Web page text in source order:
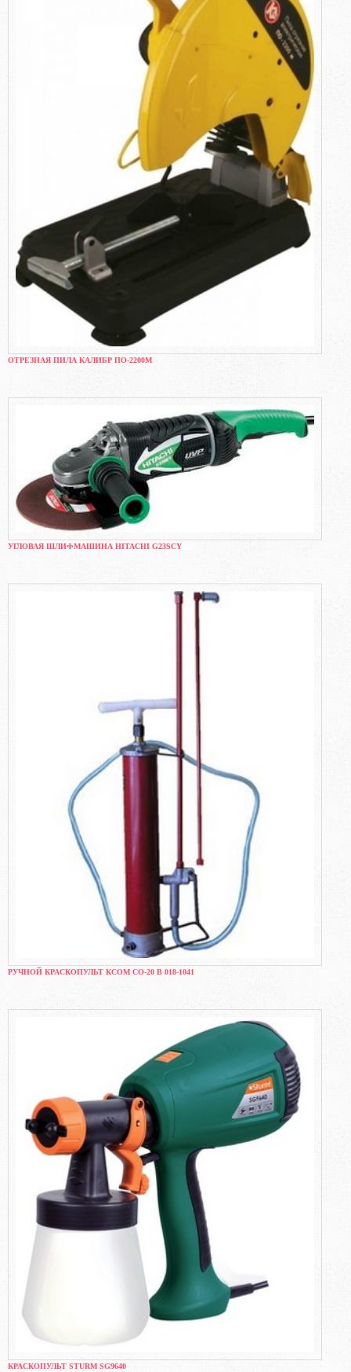
ОТРЕЗНАЯ ПИЛА КАЛИБР ПО-2200М
УГЛОВАЯ ШЛИФМАШИНА HITACHI G23SCY
РУЧНОЙ КРАСКОПУЛЬТ КСОМ СО-20 В 018-1041
КРАСКОПУЛЬТ STURM SG9640